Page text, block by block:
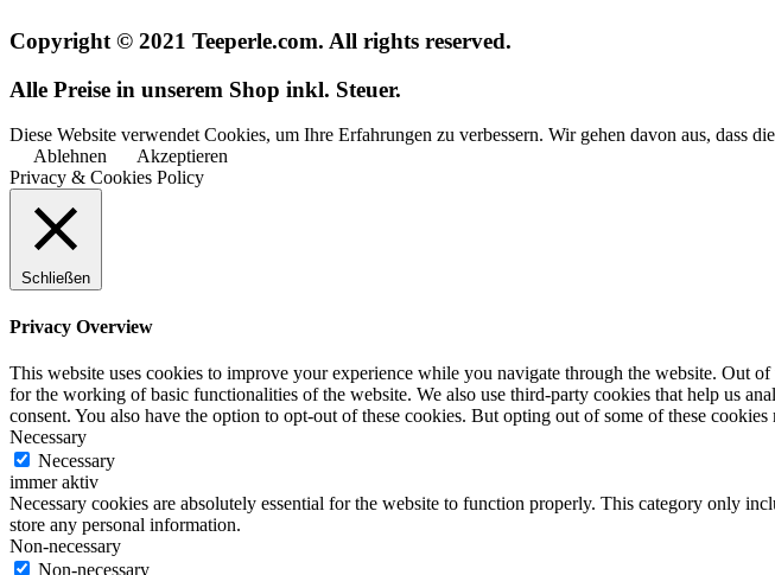
Copyright © 2021 Teeperle.com. All rights reserved.
Alle Preise in unserem Shop inkl. Steuer.
Diese Website verwendet Cookies, um Ihre Erfahrungen zu verbessern. Wir gehen davon aus, dass
Ablehnen
Akzeptieren
Privacy & Cookies Policy
Schließen
Privacy Overview
This website uses cookies to improve your experience while you navigate through the website. Out
for the working of basic functionalities of the website. We also use third-party cookies that help us
consent. You also have the option to opt-out of these cookies. But opting out of some of these
Necessary
Necessary
immer aktiv
Necessary cookies are absolutely essential for the website to function properly. This category only
store any personal information.
Non-necessary
Non-necessary